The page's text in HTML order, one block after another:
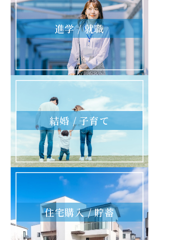
進学 / 就職
結婚 / 子育て
住宅購入 / 貯蓄